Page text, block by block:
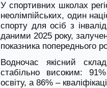
У спортивних школах
неолімпійських, один
спорту для осіб з
даними 2025 року,
показника попереднього
Водночас якісний
стабільно високим:
освіту, а 86% –